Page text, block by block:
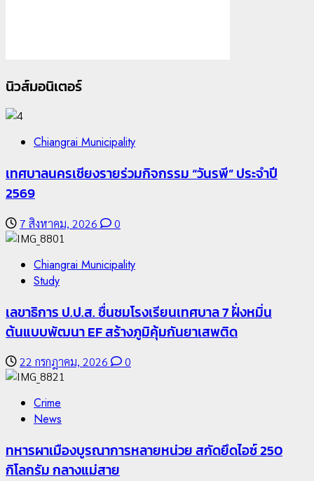
นิวส์มอนิเตอร์
Chiangrai Municipality
เทศบาลนครเชียงรายร่วมกิจกรรม “วันรพี” ประจำปี
2569
7 สิงหาคม, 2026 0
Chiangrai Municipality
Study
เลขาธิการ ป.ป.ส. ชื่นชมโรงเรียนเทศบาล 7 ฝั่งหมิ่น
ต้นแบบพัฒนา EF สร้างภูมิคุ้มกันยาเสพติด
22 กรกฎาคม, 2026 0
Crime
News
ทหารผาเมืองบูรณาการหลายหน่วย สกัดยึดไอซ์ 250
กิโลกรัม กลางแม่สาย